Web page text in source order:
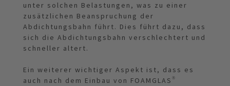
unter solchen Belastungen, was zu einer
zusätzlichen Beanspruchung der
Abdichtungsbahn führt. Dies führt dazu, dass
sich die Abdichtungsbahn verschlechtert und
schneller altert.
Ein weiterer wichtiger Aspekt ist, dass es
auch nach dem Einbau von FOAMGLAS®